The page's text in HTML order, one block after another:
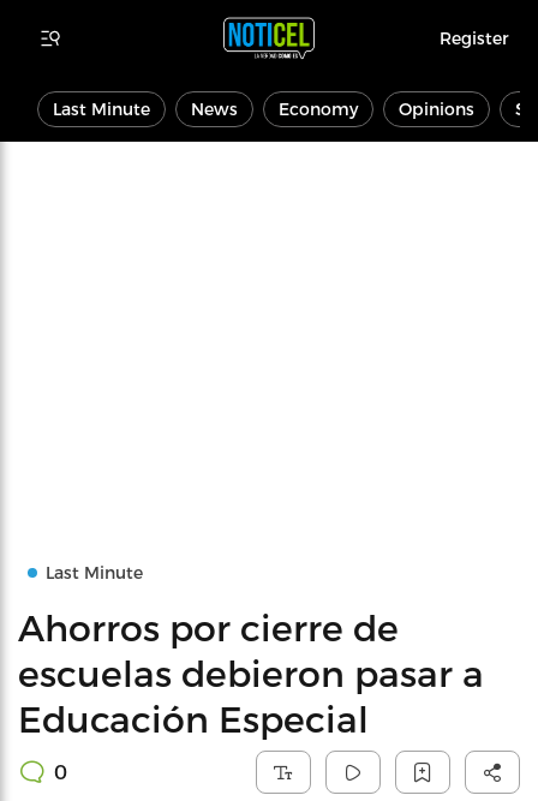
Register
Last Minute News Economy Opinions
Last Minute
Ahorros por cierre de
escuelas debieron pasar a
Educación Especial
0